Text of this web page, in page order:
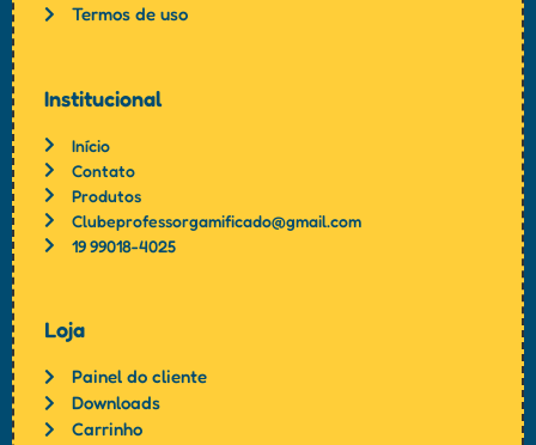
Termos de uso
Institucional
Início
Contato
Produtos
Clubeprofessorgamificado@gmail.com
19 99018-4025
Loja
Painel do cliente
Downloads
Carrinho